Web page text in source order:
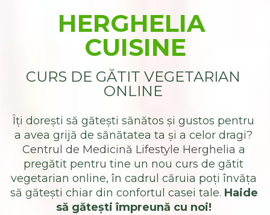
HERGHELIA
CUISINE
CURS DE GĂTIT VEGETARIAN
ONLINE
Îți dorești să gătești sănătos și gustos pentru
Centrul de Medicină Lifestyle Herghelia a
pregătit pentru tine un nou curs de gătit
vegetarian online, în cadrul căruia poți învăța
să gătești chiar din confortul casei tale. Haide
să gătești împreună cu noi!